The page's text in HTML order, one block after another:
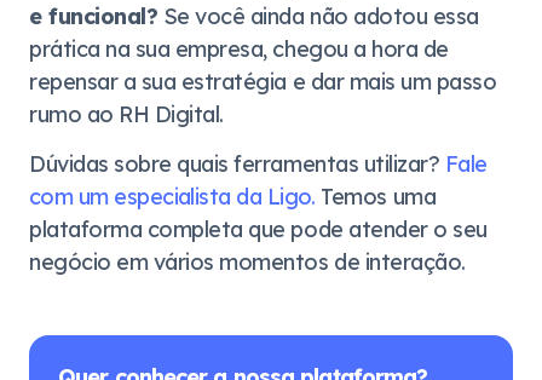
e funcional? Se você ainda não adotou essa
prática na sua empresa, chegou a hora de
repensar a sua estratégia e dar mais um passo
rumo ao RH Digital.
Dúvidas sobre quais ferramentas utilizar? Fale
com um especialista da Ligo. Temos uma
plataforma completa que pode atender o seu
negócio em vários momentos de interação.